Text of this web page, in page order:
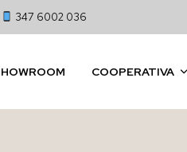
347 6002 036
COOPERATIVA